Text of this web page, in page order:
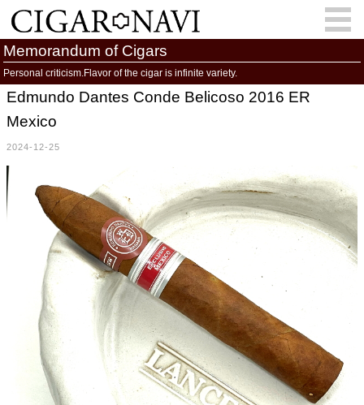
会員登録 お問い合わせ サインイン
Cigar Information
Memorandum 葉巻人
Memorandum of Cigars
Personal criticism.Flavor of the cigar is infinite variety.
Edmundo Dantes Conde Belicoso 2016 ER
Mexico
2024-12-25